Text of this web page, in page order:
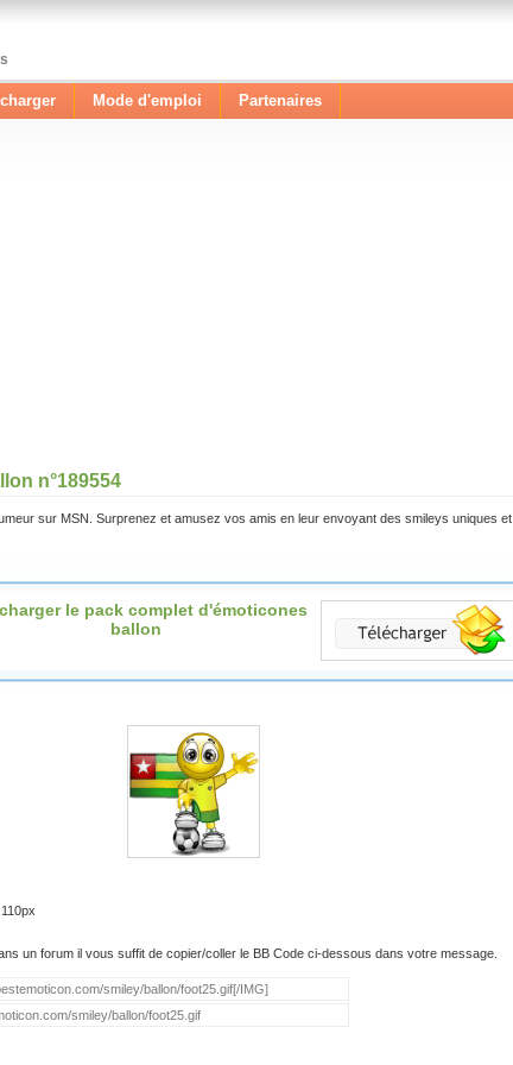
Mode d'emploi Partenaires
n°189554
sur MSN. Surprenez et amusez vos amis en leur envoyant des smileys uniques et
le pack complet d'émoticones
ballon
un forum il vous suffit de copier/coller le BB Code ci-dessous dans votre message.